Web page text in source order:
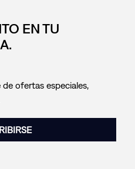
EN TU
ofertas especiales,